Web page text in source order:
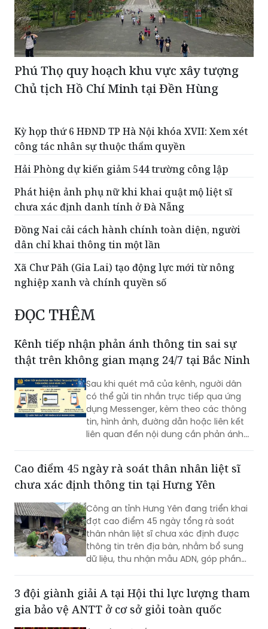
Phú Thọ quy hoạch khu vực xây tượng
Chủ tịch Hồ Chí Minh tại Đền Hùng
Kỳ họp thứ 6 HĐND TP Hà Nội khóa XVII: Xem xét
công tác nhân sự thuộc thẩm quyền
Hải Phòng dự kiến giảm 544 trường công lập
Phát hiện ảnh phụ nữ khi khai quật mộ liệt sĩ
chưa xác định danh tính ở Đà Nẵng
Đồng Nai cải cách hành chính toàn diện, người
dân chỉ khai thông tin một lần
Xã Chư Păh (Gia Lai) tạo động lực mới từ nông
nghiệp xanh và chính quyền số
ĐỌC THÊM
Kênh tiếp nhận phản ánh thông tin sai sự
thật trên không gian mạng 24/7 tại Bắc Ninh
Sau khi quét mã của kênh, người dân
có thể gửi tin nhắn trực tiếp qua ứng
dụng Messenger, kèm theo các thông
tin, hình ảnh, đường dẫn hoặc liên kết
liên quan đến nội dung cần phản ánh...
Cao điểm 45 ngày rà soát thân nhân liệt sĩ
chưa xác định thông tin tại Hưng Yên
Công an tỉnh Hưng Yên đang triển khai
đợt cao điểm 45 ngày tổng rà soát
thân nhân liệt sĩ chưa xác định được
thông tin trên địa bàn, nhằm bổ sung
dữ liệu, thu nhận mẫu ADN, góp phần
3 đội giành giải A tại Hội thi lực lượng tham
gia bảo vệ ANTT ở cơ sở giỏi toàn quốc